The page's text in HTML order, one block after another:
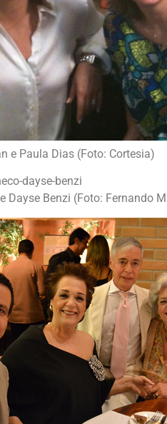
e Paula Dias (Foto: Cortesia)
Dayse Benzi (Foto: Fernando